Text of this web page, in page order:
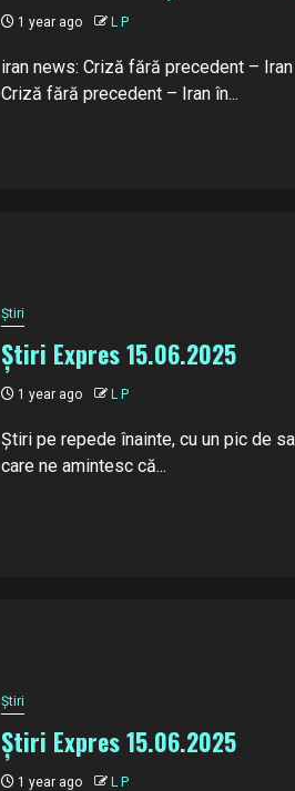
1 year ago L P
iran news: Criză fără precedent –
Criză fără precedent – Iran în...
Știri
Știri Expres 15.06.2025
1 year ago L P
Știri pe repede înainte, cu un pic de
care ne amintesc că...
Știri
Știri Expres 15.06.2025
1 year ago L P